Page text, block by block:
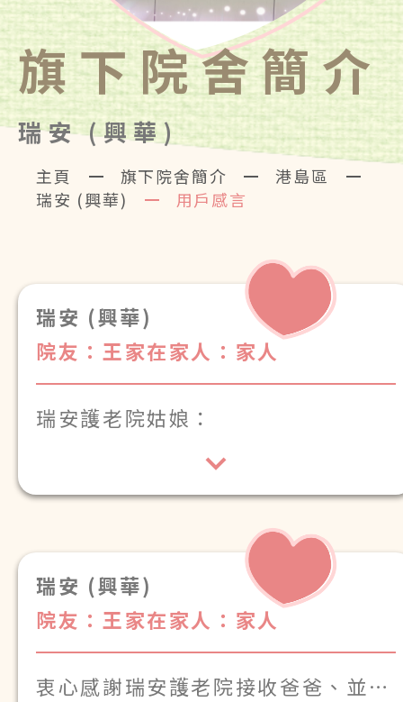
旗下院舍簡介
瑞安 (興華)
主頁 旗下院舍簡介
港島區
瑞安 (興華)
用戶感言
瑞安 (興華)
院友：王家在家人：家人
瑞安護老院姑娘：
欣賞妳對長者的關愛和照顧
謝謝妳過去對爸爸的照顧
因爸爸很喜歡哼多少柔情多少淚這首
歌
我們也希望通過這首曲的旋律
把祝福送給妳
瑞安 (興華)
院友：王家在家人：家人
衷心感謝瑞安護老院接收爸爸、並提